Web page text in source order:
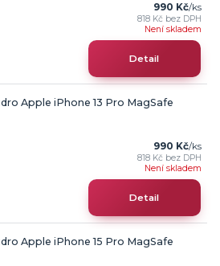
990 Kč/ks
818 Kč bez DPH
Není skladem
Detail
Apple iPhone 13 Pro MagSafe
990 Kč/ks
818 Kč bez DPH
Není skladem
Detail
Apple iPhone 15 Pro MagSafe